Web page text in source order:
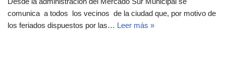
comunica a todos los vecinos de la ciudad que, por motivo de
los feriados dispuestos por las… Leer más »